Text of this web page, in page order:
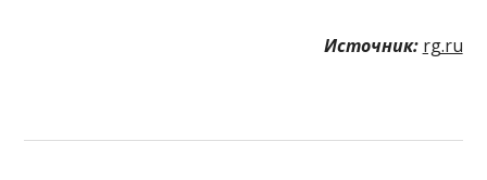
Источник: rg.ru